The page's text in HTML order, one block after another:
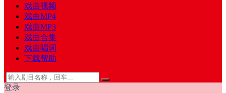
戏曲视频
戏曲MP4
戏曲MP3
戏曲合集
戏曲唱词
下载帮助
登录